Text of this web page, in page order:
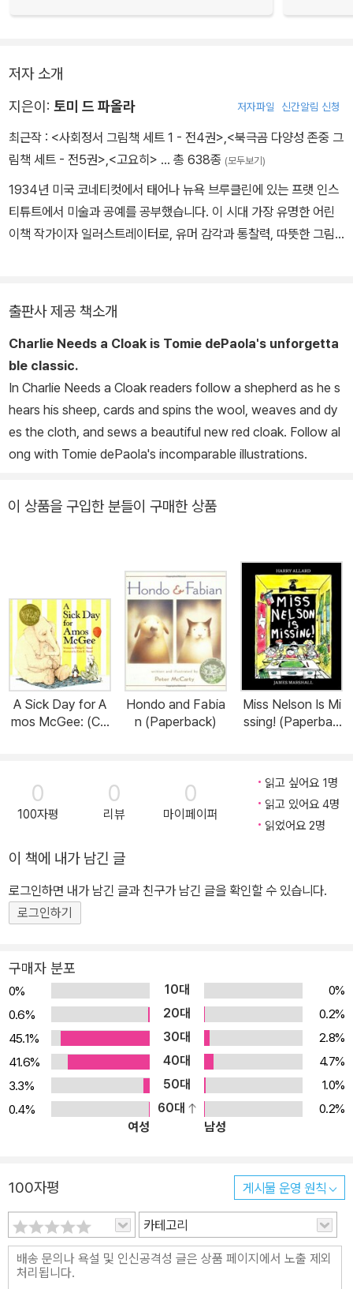
저자 소개
지은이: 토미 드 파올라 저자파일 신간알림 신청
최근작 : <사회정서 그림책 세트 1 - 전4권>,<북극곰 다양성 존중 그
림책 세트 - 전5권>,<고요히> … 총 638종 (모두보기)
1934년 미국 코네티컷에서 태어나 뉴욕 브루클린에 있는 프랫 인스
티튜트에서 미술과 공예를 공부했습니다. 이 시대 가장 유명한 어린
이책 작가이자 일러스트레이터로, 유머 감각과 통찰력, 따뜻한 그림
을 떠났습니다.
출판사 제공 책소개
Charlie Needs a Cloak is Tomie dePaola's unforgetta
ble classic.
In Charlie Needs a Cloak readers follow a shepherd as he s
hears his sheep, cards and spins the wool, weaves and dy
es the cloth, and sews a beautiful new red cloak. Follow al
ong with Tomie dePaola's incomparable illustrations.
이 상품을 구입한 분들이 구매한 상품
A Sick Day for A
mos McGee: (Cal
Hondo and Fabia
n (Paperback)
Miss Nelson Is Mi
ssing! (Paperbac
0
100자평
0
리뷰
0
마이페이퍼
읽고 싶어요 1명
읽고 있어요 4명
읽었어요 2명
이 책에 내가 남긴 글
로그인하면 내가 남긴 글과 친구가 남긴 글을 확인할 수 있습니다.
로그인하기
구매자 분포
0% 10대
0%
0.6%
20대
0.2%
45.1%
30대
2.8%
41.6%
40대
4.7%
3.3%
50대
1.0%
0.4%
60대
0.2%
여성
남성
100자평 게시물 운영 원칙
카테고리